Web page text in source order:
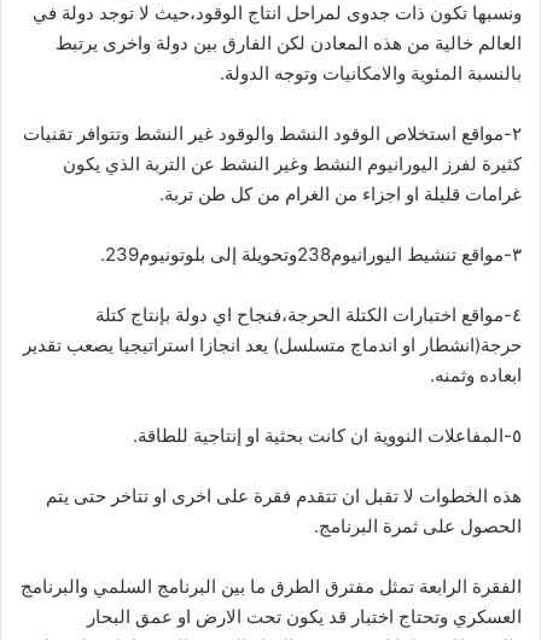
ونسبها تكون ذات جدوى لمراحل انتاج الوقود،حيث لا توجد دولة في
العالم خالية من هذه المعادن لكن الفارق بين دولة واخرى يرتبط
بالنسبة المئوية والامكانيات وتوجه الدولة.
٢-مواقع استخلاص الوقود النشط والوقود غير النشط وتتوافر تقنيات
كثيرة لفرز اليورانيوم النشط وغير النشط عن التربة الذي يكون
غرامات قليلة او اجزاء من الغرام من كل طن تربة.
٣-مواقع تنشيط اليورانيوم238وتحويلة إلى بلوتونيوم239.
٤-مواقع اختبارات الكتلة الحرجة،فنجاح اي دولة بإنتاج كتلة
حرجة(انشطار او اندماج متسلسل) يعد انجازا استراتيجيا يصعب تقدير
ابعاده وثمنه.
٥-المفاعلات النووية ان كانت بحثية او إنتاجية للطاقة.
هذه الخطوات لا تقبل ان تتقدم فقرة على اخرى او تتاخر حتى يتم
الحصول على ثمرة البرنامج.
الفقرة الرابعة تمثل مفترق الطرق ما بين البرنامج السلمي والبرنامج
العسكري وتحتاج اختبار قد يكون تحت الارض او عمق البحار